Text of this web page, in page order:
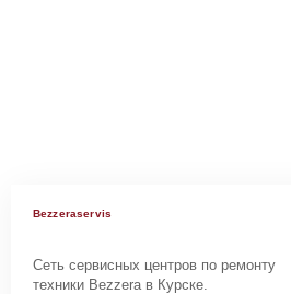
Bezzeraservis
Сеть сервисных центров по ремонту
техники Bezzera в Курске.